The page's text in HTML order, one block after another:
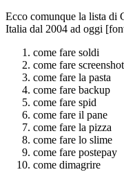
Ecco comunque la lista di
Italia dal 2004 ad oggi
come fare soldi
come fare screenshot
come fare la pasta
come fare backup
come fare spid
come fare il pane
come fare la pizza
come fare lo slime
come fare postepay
come dimagrire